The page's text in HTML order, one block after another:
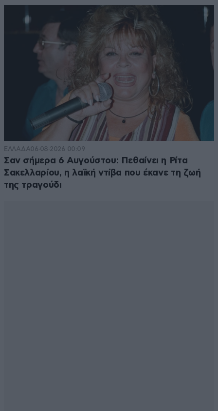
ΕΛΛΑΔΑ06·08·2026 00:09
Σαν σήμερα 6 Αυγούστου: Πεθαίνει η Ρίτα
Σακελλαρίου, η λαϊκή ντίβα που έκανε τη ζωή
της τραγούδι